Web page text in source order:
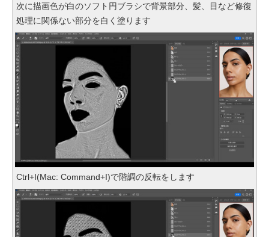
次に描画色が白のソフト円ブラシで背景部分、髪、目など修復
処理に関係ない部分を白く塗ります
Ctrl+I(Mac: Command+I)で階調の反転をします